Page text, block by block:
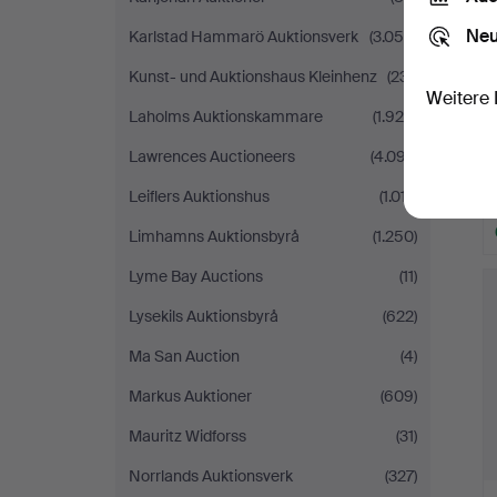
Karlstad Hammarö Auktionsverk (3.055)
Kunst- und Auktionshaus Kleinhenz (231)
Laholms Auktionskammare
(1.929)
Lawrences Auctioneers
(4.097)
Leiflers Auktionshus
(1.017)
Limhamns Auktionsbyrå
(1.250)
Lyme Bay Auctions
(11)
Lysekils Auktionsbyrå
(622)
Ma San Auction
(4)
Markus Auktioner
(609)
Mauritz Widforss
(31)
Norrlands Auktionsverk
(327)
Weitere